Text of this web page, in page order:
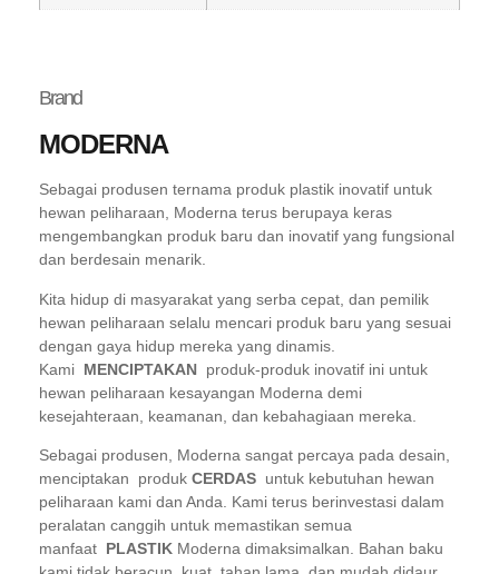
Brand
MODERNA
Sebagai produsen ternama produk plastik inovatif untuk
hewan peliharaan, Moderna terus berupaya keras
mengembangkan produk baru dan inovatif yang fungsional
dan berdesain menarik.
Kita hidup di masyarakat yang serba cepat, dan pemilik
hewan peliharaan selalu mencari produk baru yang sesuai
dengan gaya hidup mereka yang dinamis.
Kami MENCIPTAKAN produk-produk inovatif ini untuk
hewan peliharaan kesayangan Moderna demi
kesejahteraan, keamanan, dan kebahagiaan mereka.
Sebagai produsen, Moderna sangat percaya pada desain,
menciptakan produk CERDAS untuk kebutuhan hewan
peliharaan kami dan Anda. Kami terus berinvestasi dalam
peralatan canggih untuk memastikan semua
manfaat PLASTIK Moderna dimaksimalkan. Bahan baku